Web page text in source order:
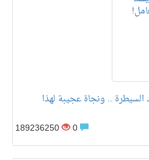
.. ونجاة عجيبة لهذا
189236250